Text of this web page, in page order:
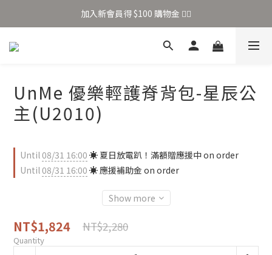
加入新會員得 $100 購物金 👉🏻
全站滿 $699 享免運
加入新會員得 $100 購物金 👉🏻
UnMe 優樂輕護脊背包-星辰公
主(U2010)
Until08/31 16:00 ☀️ 夏日放電趴！滿額贈應援中 on order
Until08/31 16:00 ☀️ 應援補助金 on order
Show more
NT$1,824 NT$2,280
Quantity